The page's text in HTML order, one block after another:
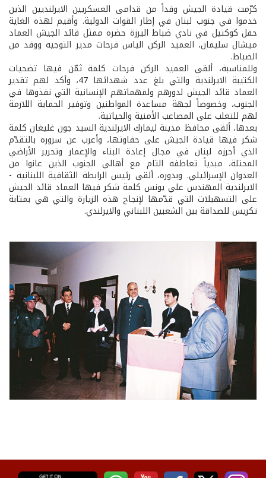
كرّمت قيادة الجيش وفداً من قدامى العسكريين الايرلنديين الذين
خدموا في جنوب لبنان في إطار القوات الدولية. وأقيم لهذه الغاية
حفل كوكتيل في نادي ضباط اليرزة حضره ممثل قائد الجيش العماد
ميشال سليمان، العميد الركن الياس فرحات مدير التوجيه ووفد من
الضباط.
وللمناسبة، ألقى العميد الركن فرحات كلمة ثمّن فيها تضحيات
الكتيبة الايرلندية والتي بلغ عدد شهدائها 47، وأكد لهم تقدير
العماد قائد الجيش لدورهم ولمهماتهم الإنسانية التي نفذوها في
الجنوب، وخصوصاً لجهة مساعدة المواطنين وتوفير الحماية اللازمة
لهم للتغلب على المصاعب الأمنية والحياتية.
بعدها، ألقى محافظ مدينة ليمارك الايرلندية السيد جون غليغان كلمة
شكر فيها قيادة الجيش على حفاوتها، وأعرب عن سروره بالتقدّم
الذي أحرزه لبنان في مجال إعادة البناء والإعمار وتحرير الأراضي
المحتلة، مبدياً تعاطفه التام مع أهالي الجنوب الذين عانوا من
العدوان الإسرائيلي. وبدوره، ألقى رئيس الرابطة الثقافية اللبنانية -
الايرلندية المهندس علي يونس كلمة شكر فيها العماد قائد الجيش
على التسهيلات التي قدّمها لإنجاح هذه الزيارة والتي هي بمثابة
تكريس للصداقة بين الشعبين اللبناني والايرلندي.